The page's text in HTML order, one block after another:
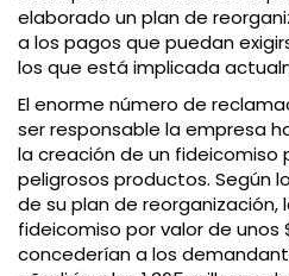
elaborado un plan de
a los pagos que puedan
los que está implicada
El enorme número de
ser responsable la empresa
la creación de un fideicomiso
peligrosos productos. Según
de su plan de reorganización,
fideicomiso por valor de unos
concederían a los